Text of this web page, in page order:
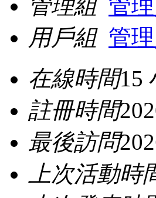
管理組 管
用戶組 管
在線時間15
註冊時間
最後訪問
上次活動時